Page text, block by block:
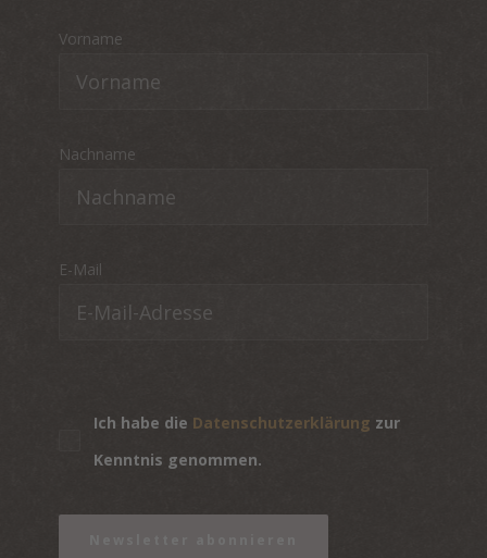
Vorname
Nachname
E-Mail
Ich habe die Datenschutzerklärung zur
Kenntnis genommen.